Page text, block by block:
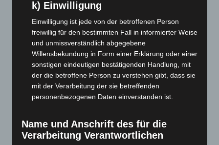
Oktober 2025(112)
September 2025 (93)
August 2025 (90)
Juli 2025 (90)
Juni 2025(103)
Mai 2025(112)
(88)
Februar 2025(96)
Januar 2025(88)
k) Einwilligung
Einwilligung ist jede von der betroffenen Person
freiwillig für den bestimmten Fall in informierter Weise
und unmissverständlich abgegebene
Willensbekundung in Form einer Erklärung oder einer
sonstigen eindeutigen bestätigenden Handlung, mit
der die betroffene Person zu verstehen gibt, dass sie
mit der Verarbeitung der sie betreffenden
personenbezogenen Daten einverstanden ist.
Name und Anschrift des für die
Verarbeitung Verantwortlichen